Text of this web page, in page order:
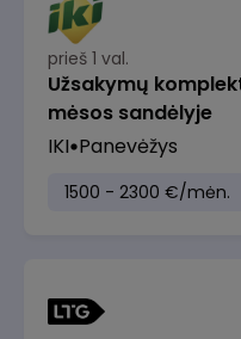
prieš 1 val.
Užsakymų
mėsos sandėlyje
IKI Panevėžys
1500 - 2300 €/mėn.